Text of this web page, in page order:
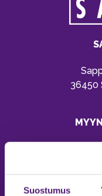
Suostumus
36450